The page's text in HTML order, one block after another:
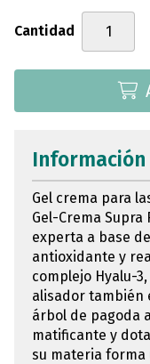
Cantidad
Información
Gel crema para
Gel-Crema
experta a base
antioxidante y
complejo Hyalu-
alisador también
árbol de pagoda
matificante y
su materia forma